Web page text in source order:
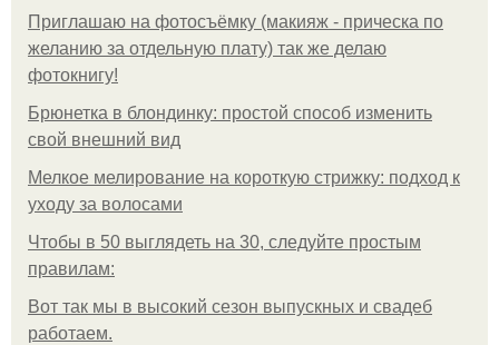
Приглашаю на фотосъёмку (макияж - прическа по
желанию за отдельную плату) так же делаю
фотокнигу!
Брюнетка в блондинку: простой способ изменить
свой внешний вид
Мелкое мелирование на короткую стрижку: подход к
уходу за волосами
Чтобы в 50 выглядеть на 30, следуйте простым
правилам:
Вот так мы в высокий сезон выпускных и свадеб
работаем.